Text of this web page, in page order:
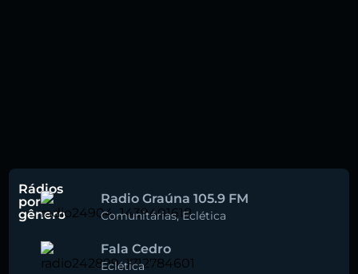
Rádios
por
gênero
Radio Graúna 105.9 FM
Comunitárias,Eclética
Fala Cedro
Eclética